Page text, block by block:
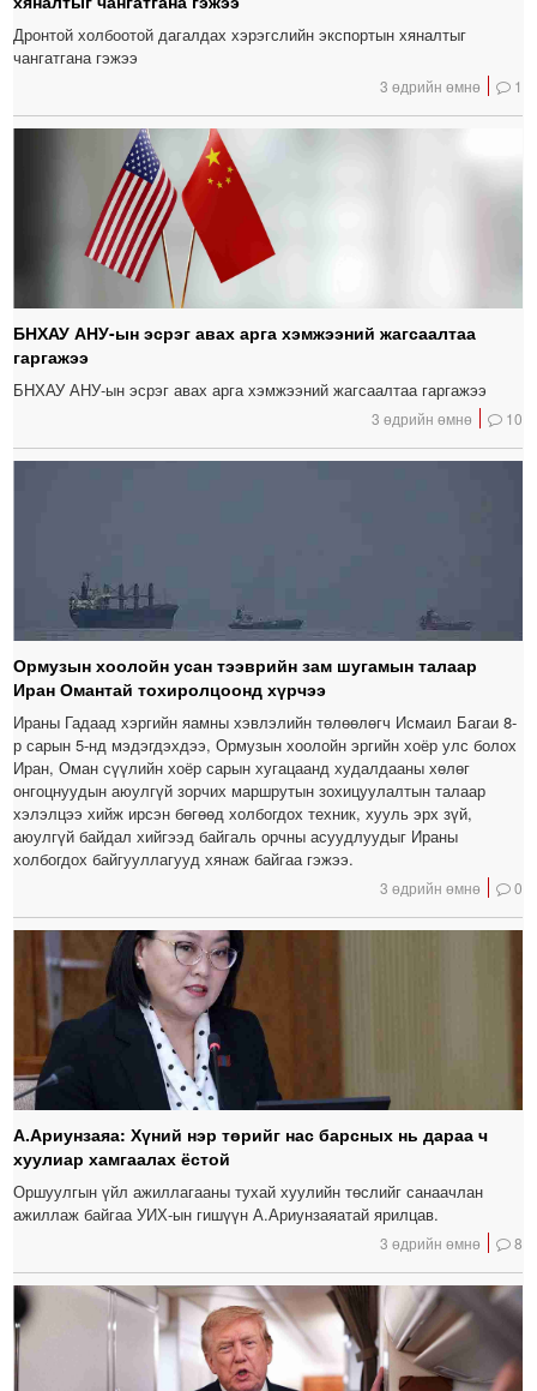
Дронтой холбоотой дагалдах хэрэгслийн экспортын хяналтыг
чангатгана гэжээ
3 өдрийн өмнө 1
БНХАУ АНУ-ын эсрэг авах арга хэмжээний жагсаалтаа
гаргажээ
БНХАУ АНУ-ын эсрэг авах арга хэмжээний жагсаалтаа гаргажээ
3 өдрийн өмнө 10
Ормузын хоолойн усан тээврийн зам шугамын талаар
Иран Омантай тохиролцоонд хүрчээ
Ираны Гадаад хэргийн яамны хэвлэлийн төлөөлөгч Исмаил Багаи 8-
р сарын 5-нд мэдэгдэхдээ, Ормузын хоолойн эргийн хоёр улс болох
Иран, Оман сүүлийн хоёр сарын хугацаанд худалдааны хөлөг
онгоцнуудын аюулгүй зорчих маршрутын зохицуулалтын талаар
хэлэлцээ хийж ирсэн бөгөөд холбогдох техник, хууль эрх зүй,
аюулгүй байдал хийгээд байгаль орчны асуудлуудыг Ираны
холбогдох байгууллагууд хянаж байгаа гэжээ.
3 өдрийн өмнө 0
А.Ариунзаяа: Хүний нэр төрийг нас барсных нь дараа ч
хуулиар хамгаалах ёстой
Оршуулгын үйл ажиллагааны тухай хуулийн төслийг санаачлан
ажиллаж байгаа УИХ-ын гишүүн А.Ариунзаяатай ярилцав.
3 өдрийн өмнө 8